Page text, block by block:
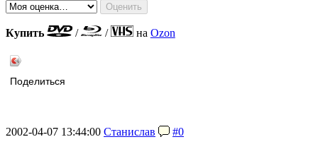
Купить / / на Ozon
Поделиться
2002-04-07 13:44:00 Станислав
#0